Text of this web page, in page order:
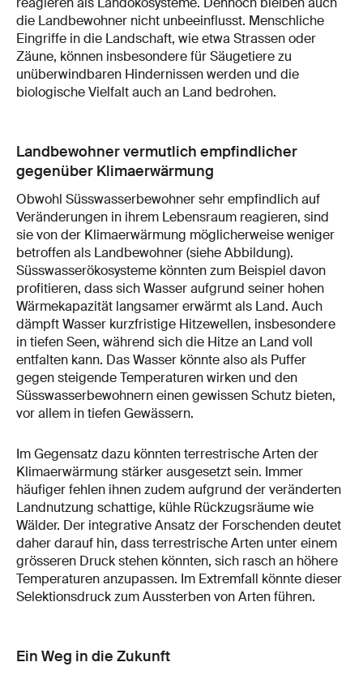
die Landbewohner nicht unbeeinflusst. Menschliche
Eingriffe in die Landschaft, wie etwa Strassen oder
Zäune, können insbesondere für Säugetiere zu
unüberwindbaren Hindernissen werden und die
biologische Vielfalt auch an Land bedrohen.
Landbewohner vermutlich empfindlicher
gegenüber Klimaerwärmung
Obwohl Süsswasserbewohner sehr empfindlich auf
Veränderungen in ihrem Lebensraum reagieren, sind
sie von der Klimaerwärmung möglicherweise weniger
betroffen als Landbewohner (siehe Abbildung).
Süsswasserökosysteme könnten zum Beispiel davon
profitieren, dass sich Wasser aufgrund seiner hohen
Wärmekapazität langsamer erwärmt als Land. Auch
dämpft Wasser kurzfristige Hitzewellen, insbesondere
in tiefen Seen, während sich die Hitze an Land voll
entfalten kann. Das Wasser könnte also als Puffer
gegen steigende Temperaturen wirken und den
Süsswasserbewohnern einen gewissen Schutz bieten,
vor allem in tiefen Gewässern.
Im Gegensatz dazu könnten terrestrische Arten der
Klimaerwärmung stärker ausgesetzt sein. Immer
häufiger fehlen ihnen zudem aufgrund der veränderten
Landnutzung schattige, kühle Rückzugsräume wie
Wälder. Der integrative Ansatz der Forschenden deutet
daher darauf hin, dass terrestrische Arten unter einem
grösseren Druck stehen könnten, sich rasch an höhere
Temperaturen anzupassen. Im Extremfall könnte dieser
Selektionsdruck zum Aussterben von Arten führen.
Ein Weg in die Zukunft